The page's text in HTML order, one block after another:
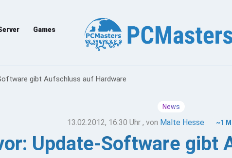
Games
gibt Aufschluss auf Hardware
News
13.02.2012, 16:30 Uhr , von Malte Hesse ~1
Update-Software